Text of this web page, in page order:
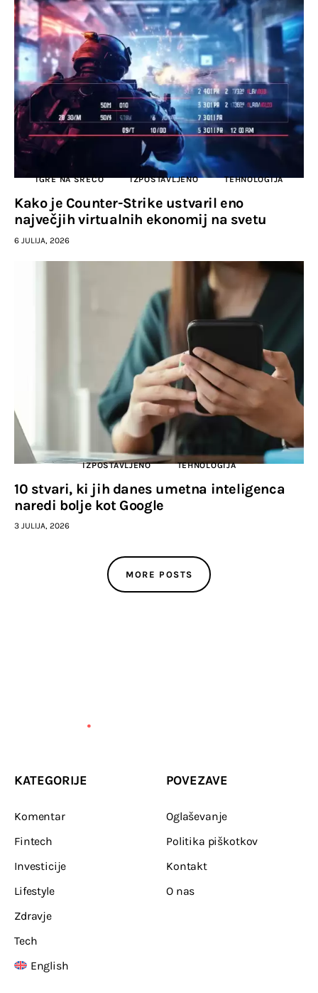
IGRE NA SREČO IZPOSTAVLJENO TEHNOLOGIJA
Kako je Counter-Strike ustvaril eno
največjih virtualnih ekonomij na svetu
6 JULIJA, 2026
IZPOSTAVLJENO TEHNOLOGIJA
10 stvari, ki jih danes umetna inteligenca
naredi bolje kot Google
3 JULIJA, 2026
MORE POSTS
KATEGORIJE
Komentar
Fintech
Investicije
Lifestyle
Zdravje
Tech
English
POVEZAVE
Oglaševanje
Politika piškotkov
Kontakt
O nas